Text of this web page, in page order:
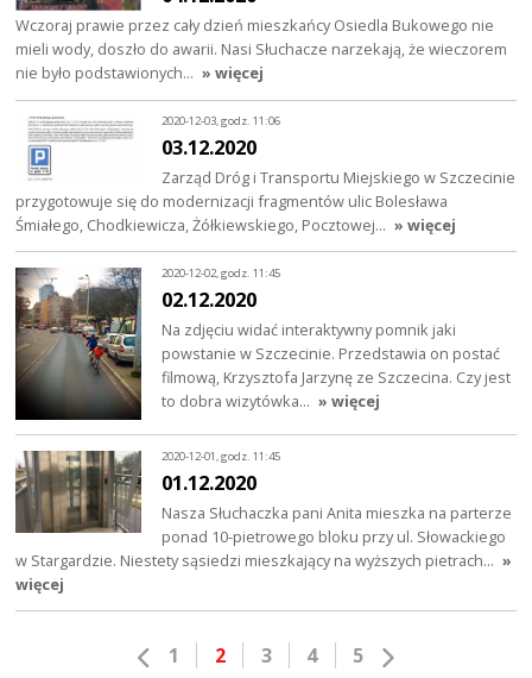
Wczoraj prawie przez cały dzień mieszkańcy Osiedla Bukowego nie
mieli wody, doszło do awarii. Nasi Słuchacze narzekają, że wieczorem
nie było podstawionych… » więcej
2020-12-03, godz. 11:06
03.12.2020
Zarząd Dróg i Transportu Miejskiego w Szczecinie
przygotowuje się do modernizacji fragmentów ulic Bolesława
Śmiałego, Chodkiewicza, Żółkiewskiego, Pocztowej… » więcej
2020-12-02, godz. 11:45
02.12.2020
Na zdjęciu widać interaktywny pomnik jaki
powstanie w Szczecinie. Przedstawia on postać
filmową, Krzysztofa Jarzynę ze Szczecina. Czy jest
to dobra wizytówka… » więcej
2020-12-01, godz. 11:45
01.12.2020
Nasza Słuchaczka pani Anita mieszka na parterze
ponad 10-pietrowego bloku przy ul. Słowackiego
w Stargardzie. Niestety sąsiedzi mieszkający na wyższych pietrach… »
więcej
1 2 3 4 5